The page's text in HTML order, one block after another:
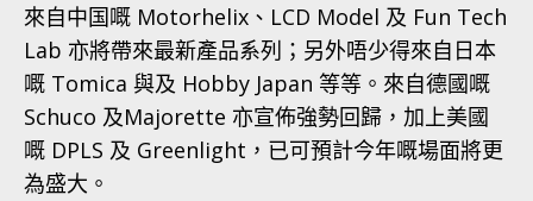
來自中国嘅 Motorhelix、LCD Model 及 Fun Tech
Lab 亦將帶來最新產品系列；另外唔少得來自日本
嘅 Tomica 與及 Hobby Japan 等等。來自德國嘅
Schuco 及Majorette 亦宣佈強勢回歸，加上美國
嘅 DPLS 及 Greenlight，已可預計今年嘅場面將更
為盛大。